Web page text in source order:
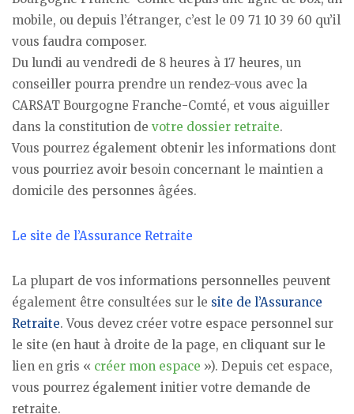
mobile, ou depuis l’étranger, c’est le 09 71 10 39 60 qu’il
vous faudra composer.
Du lundi au vendredi de 8 heures à 17 heures, un
conseiller pourra prendre un rendez-vous avec la
CARSAT Bourgogne Franche-Comté, et vous aiguiller
dans la constitution de votre dossier retraite.
Vous pourrez également obtenir les informations dont
vous pourriez avoir besoin concernant le maintien a
domicile des personnes âgées.
Le site de l’Assurance Retraite
La plupart de vos informations personnelles peuvent
également être consultées sur le site de l’Assurance
Retraite. Vous devez créer votre espace personnel sur
le site (en haut à droite de la page, en cliquant sur le
lien en gris « créer mon espace »). Depuis cet espace,
vous pourrez également initier votre demande de
retraite.